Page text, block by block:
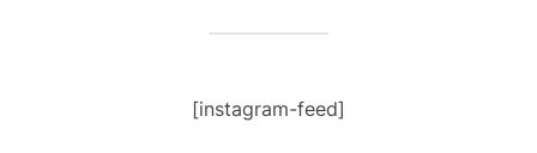
[instagram-feed]